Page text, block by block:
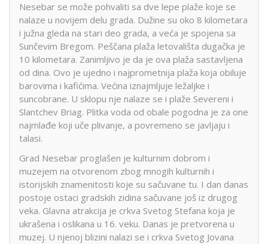
Nesebar se može pohvaliti sa dve lepe plaže koje se
nalaze u novijem delu grada. Dužine su oko 8 kilometara
i južna gleda na stari deo grada, a veća je spojena sa
Sunčevim Bregom. Peščana plaža letovališta dugačka je
10 kilometara. Zanimljivo je da je ova plaža sastavljena
od dina. Ovo je ujedno i najprometnija plaža koja obiluje
barovima i kafićima. Većina iznajmljuje ležaljke i
suncobrane. U sklopu nje nalaze se i plaže Severeni i
Slantchev Briag. Plitka voda od obale pogodna je za one
najmlađe koji uče plivanje, a povremeno se javljaju i
talasi.
Grad Nesebar proglašen je kulturnim dobrom i
muzejem na otvorenom zbog mnogih kulturnih i
istorijskih znamenitosti koje su sačuvane tu. I dan danas
postoje ostaci gradskih zidina sačuvane još iz drugog
veka. Glavna atrakcija je crkva Svetog Stefana koja je
ukrašena i oslikana u 16. veku. Danas je pretvorena u
muzej. U njenoj blizini nalazi se i crkva Svetog Jovana